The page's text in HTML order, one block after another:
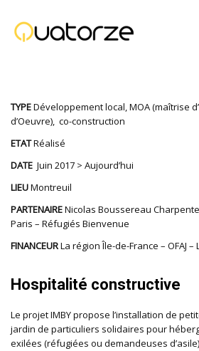
TYPEDéveloppement local, MOA (maîtrise
d’Oeuvre), co-construction
ETATRéalisé
DATE Juin 2017 > Aujourd’hui
LIEUMontreuil
PARTENAIRENicolas Boussereau
Paris – Réfugiés Bienvenue
FINANCEURLa région Île-de-France – OFAJ
Hospitalité constructive
Le projet IMBY propose l’installation de
jardin de particuliers solidaires pour
exilées (réfugiées ou demandeuses